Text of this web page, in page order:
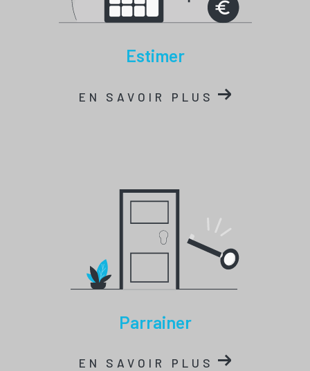
estimer
EN SAVOIR PLUS
parrainer
EN SAVOIR PLUS